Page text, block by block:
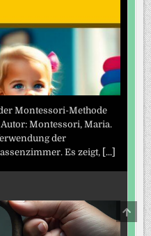
Montessori-Methode
Montessori, Maria.
der
Es zeigt, [...]
TO
TOP